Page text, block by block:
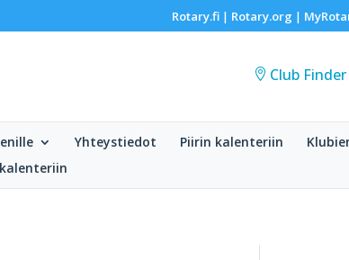
Rotary.fi| Rotary.org |
Club Finder
Yhteystiedot Piirin kalenteriin